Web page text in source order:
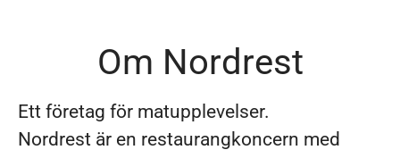
Om Nordrest
Ett företag för matupplevelser.
Nordrest är en restaurangkoncern med